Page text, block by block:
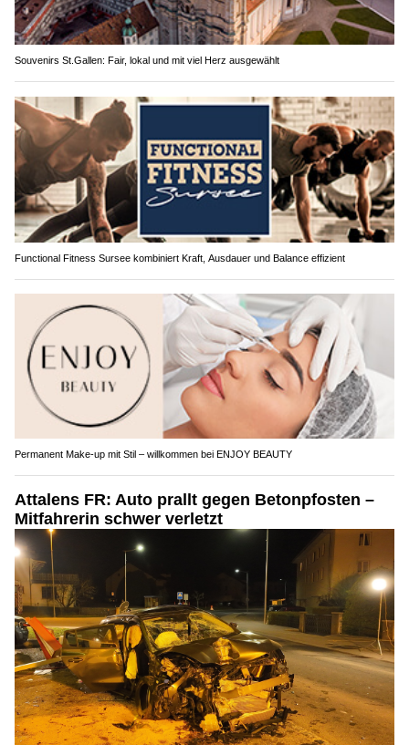
Souvenirs St.Gallen: Fair, lokal und mit viel Herz ausgewählt
Functional Fitness Sursee kombiniert Kraft, Ausdauer und Balance effizient
Permanent Make-up mit Stil – willkommen bei ENJOY BEAUTY
Attalens FR: Auto prallt gegen Betonpfosten –
Mitfahrerin schwer verletzt